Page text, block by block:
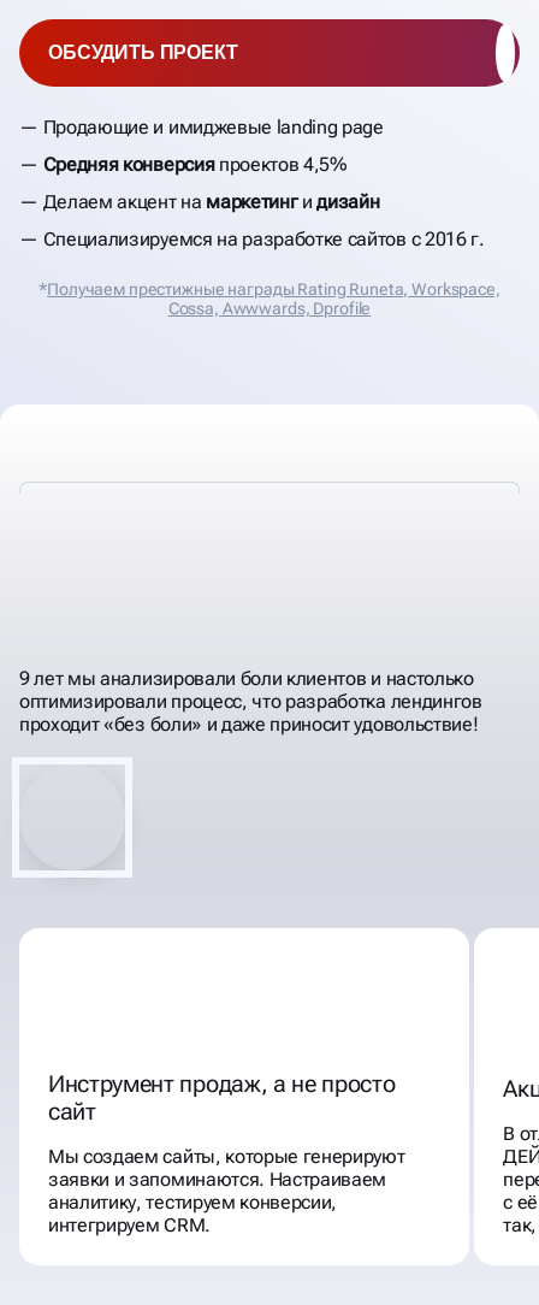
Продающие и имиджевые landing page
Средняя конверсияпроектов 4,5%
Делаем акцент на маркетингидизайн
Специализируемся на разработке сайтов с 2016 г.
ОБСУДИТЬ ПРОЕКТ
*Получаем престижные награды Rating Runeta, Workspace,
Cossa, Аwwwards, Dprofile
LANDING PAGE
9 лет мы анализировали боли клиентов и настолько
оптимизировали процесс, что разработка лендингов
проходит «без боли» и даже приносит удовольствие!
Инструмент продаж, а не просто
сайт
Мы создаем сайты, которые генерируют
заявки и запоминаются. Настраиваем
аналитику, тестируем конверсии,
интегрируем CRM.
В
с